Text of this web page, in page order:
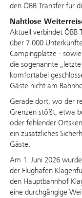
den ÖBB Transfer für
Nahtlose
Aktuell verbindet ÖBB
über 7.000
Campingplätze -
die sogenannte
komfortabel
Gäste nicht am
Gerade dort, wo der
Grenzen stößt, etwa
oder fehlender
ein zusätzliches
Gäste.
Am 1. Juni 2026
der Flughafen
den Hauptbahnhof
eine durchgängige